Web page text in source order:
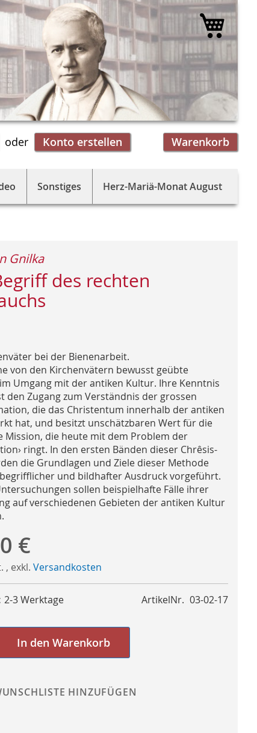
Warenkorb
Konto erstellen
Mein
Sonstiges Herz-Mariä-Monat August
des rechten
Gnilka
bei der Bienenarbeit.
von den Kirchenvätern bewusst geübte
Umgang mit der antiken Kultur. Ihre Kenntnis
den Zugang zum Verständnis der grossen
die das Christentum innerhalb der antiken
hat, und besitzt unschätzbaren Wert für die
Mission, die heute mit dem Problem der
ringt. In den ersten Bänden dieser Chrêsis-
die Grundlagen und Ziele dieser Methode
und bildhafter Ausdruck vorgeführt.
sollen beispielhafte Fälle ihrer
auf verschiedenen Gebieten der antiken Kultur
€
, exkl. Versandkosten
ArtikelNr. 03-02-17
2-3 Werktage
In den Warenkorb
HINZUFÜGEN